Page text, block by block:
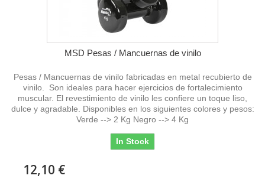
MSD Pesas / Mancuernas de vinilo
Pesas / Mancuernas de vinilo fabricadas en metal recubierto de
vinilo. Son ideales para hacer ejercicios de fortalecimiento
muscular. El revestimiento de vinilo les confiere un toque liso,
dulce y agradable. Disponibles en los siguientes colores y pesos:
Verde --> 2 Kg Negro --> 4 Kg
In Stock
12,10 €